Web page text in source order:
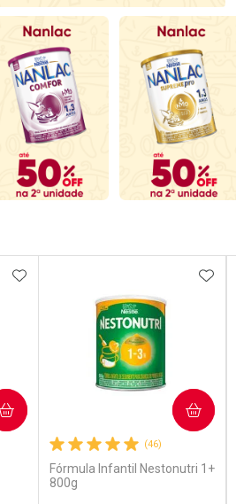
ADICIONAR AOS FAVORITOS
(46)
Fórmula Infantil Nestonutri 1+
800g
COMPRAR